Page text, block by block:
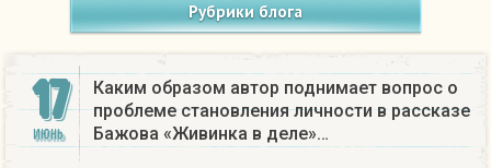
Рубрики блога
17
ИЮНЬ
Каким образом автор поднимает вопрос о
проблеме становления личности в рассказе
Бажова «Живинка в деле»…